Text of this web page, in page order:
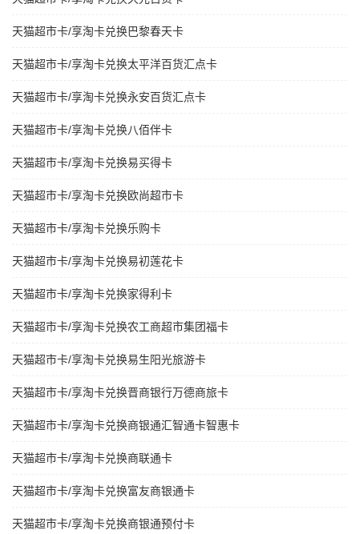
天猫超市卡/享淘卡兑换巴黎春天卡
天猫超市卡/享淘卡兑换太平洋百货汇点卡
天猫超市卡/享淘卡兑换永安百货汇点卡
天猫超市卡/享淘卡兑换八佰伴卡
天猫超市卡/享淘卡兑换易买得卡
天猫超市卡/享淘卡兑换欧尚超市卡
天猫超市卡/享淘卡兑换乐购卡
天猫超市卡/享淘卡兑换易初莲花卡
天猫超市卡/享淘卡兑换家得利卡
天猫超市卡/享淘卡兑换农工商超市集团福卡
天猫超市卡/享淘卡兑换易生阳光旅游卡
天猫超市卡/享淘卡兑换晋商银行万德商旅卡
天猫超市卡/享淘卡兑换商银通汇智通卡智惠卡
天猫超市卡/享淘卡兑换商联通卡
天猫超市卡/享淘卡兑换富友商银通卡
天猫超市卡/享淘卡兑换商银通预付卡